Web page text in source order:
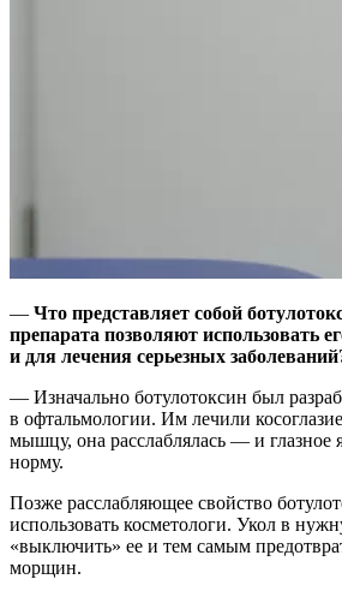
— Что представляет собой
препарата позволяют использовать
и для лечения серьезных
— Изначально ботулотоксин был
в офтальмологии. Им лечили
мышцу, она расслаблялась — и глазное
норму.
Позже расслабляющее свойство
использовать косметологи. Укол в
«выключить» ее и тем самым
морщин.